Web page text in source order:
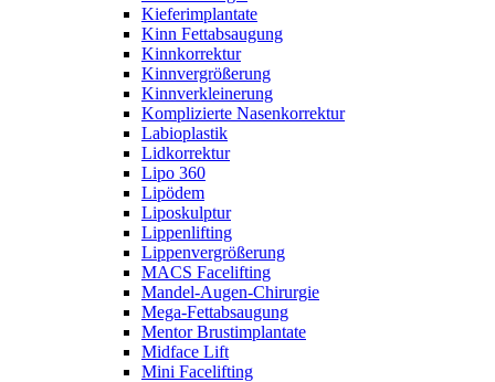
Kieferimplantate
Kinn Fettabsaugung
Kinnkorrektur
Kinnvergrößerung
Kinnverkleinerung
Komplizierte Nasenkorrektur
Labioplastik
Lidkorrektur
Lipo 360
Lipödem
Liposkulptur
Lippenlifting
Lippenvergrößerung
MACS Facelifting
Mandel-Augen-Chirurgie
Mega-Fettabsaugung
Mentor Brustimplantate
Midface Lift
Mini Facelifting